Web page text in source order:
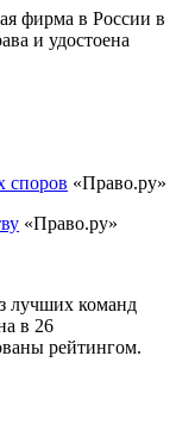
фирма в России в
и удостоена
споров «Право.ру»
«Право.ру»
лучших команд
в 26
рейтингом.